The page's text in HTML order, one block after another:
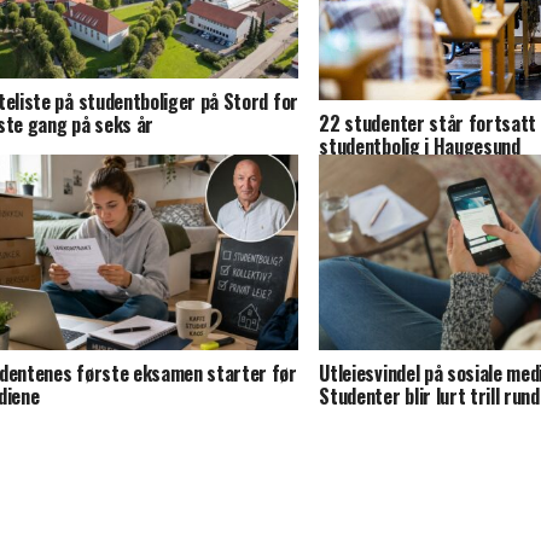
på studentboliger på Stord for
gang på seks år 22 studenter står fortsatt
studentbolig i Haugesund
første eksamen starter før Utleiesvindel på sosiale
Studenter blir lurt trill